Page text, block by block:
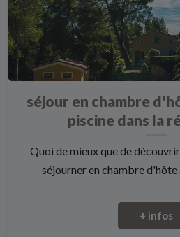
séjour en chambre
piscine dans la
Quoi de mieux que de
séjourner en chambre d'hôte
+ infos